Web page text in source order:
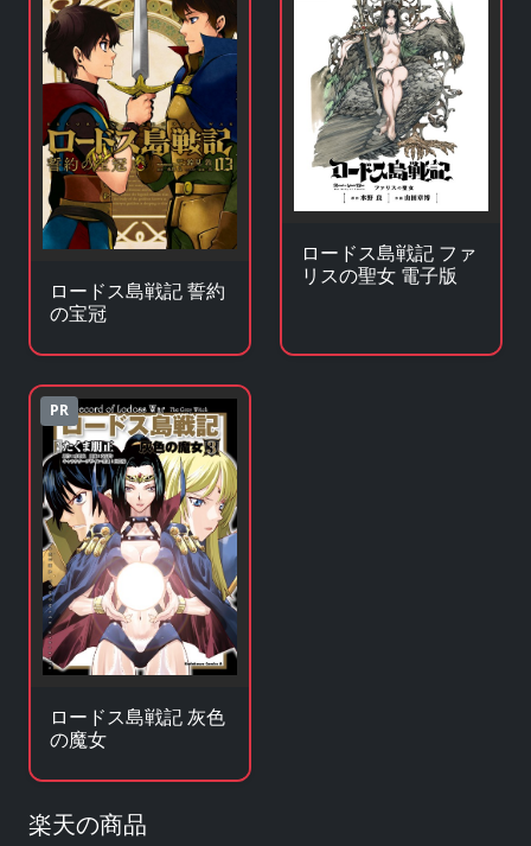
ロードス島戦記 誓約
の宝冠
ロードス島戦記 ファ
リスの聖女 電子版
PR
ロードス島戦記 灰色
の魔女
楽天の商品